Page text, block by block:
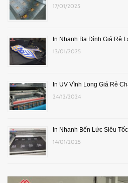
17/01/2025
In Nhanh Ba Đình Giá Rẻ
13/01/2025
In UV Vĩnh Long Giá Rẻ
24/12/2024
In Nhanh Bến Lức Siêu
14/01/2025